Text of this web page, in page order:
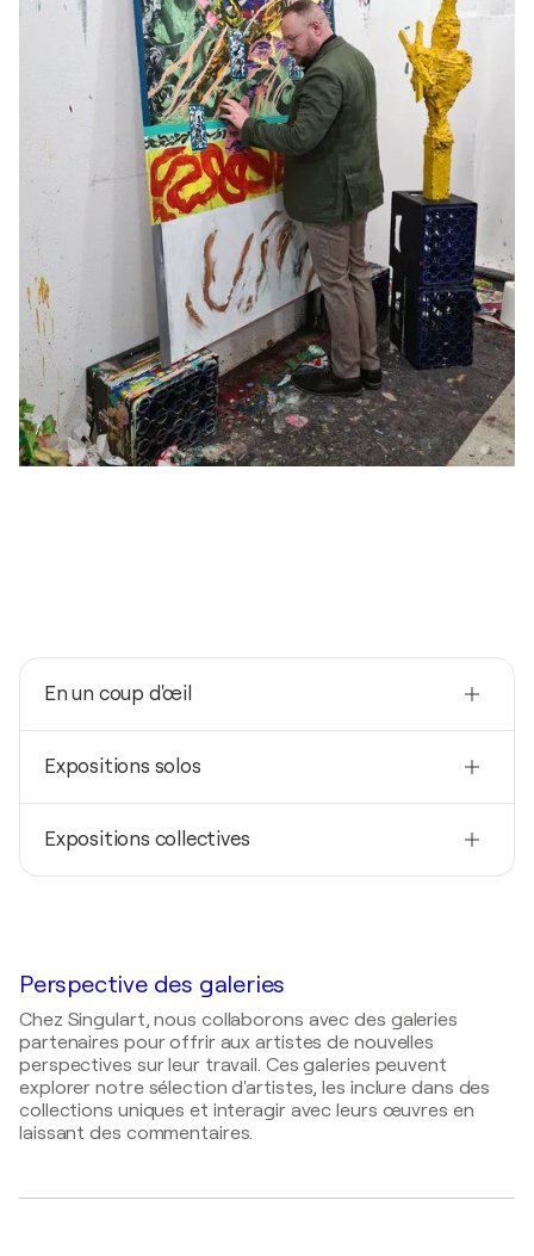
En un coup d'œil
Autriche
Né(e) en
1990
Expositions solos
Thoughtscapes / Gallery Durand & Moreau - Paris,
2023
SATYRICON / Cuntra - Graz, Autriche
2022
Solidary-Arte / Steiermarkhof, Graz, Österreich -
Graz, Autriche
2021
2021
Expositions collectives
Centrum Künstlerbund / Galerie Centrum Graz -
Graz, Autriche
2022
Künstlerhof Schau / Steiermarkhof, Graz,
Österreich - Graz, Autriche
Perspective des galeries
Chez Singulart, nous collaborons avec des galeries
partenaires pour offrir aux artistes de nouvelles
perspectives sur leur travail. Ces galeries peuvent
explorer notre sélection d'artistes, les inclure dans des
collections uniques et interagir avec leurs œuvres en
laissant des commentaires.